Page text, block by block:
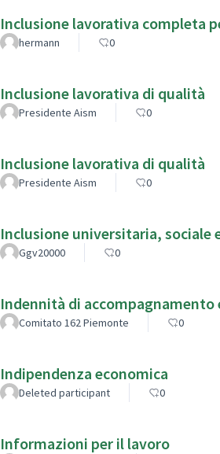
Inclusione lavorativa completa
hermann 0
Inclusione lavorativa di qualità
Presidente Aism 0
Inclusione lavorativa di qualità
Presidente Aism 0
Inclusione universitaria,
Ggv20000 0
Indennità di
Comitato 162 Piemonte 0
Indipendenza economica
Deleted participant 0
Informazioni per il lavoro